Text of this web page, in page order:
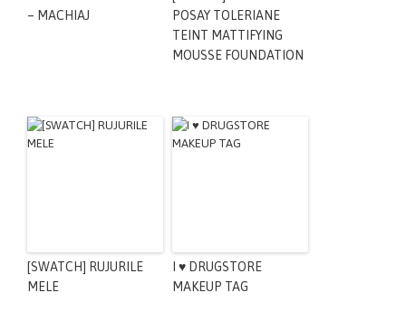
– MACHIAJ
POSAY TOLERIANE
TEINT MATTIFYING
MOUSSE FOUNDATION
[SWATCH] RUJURILE
MELE
I ♥ DRUGSTORE
MAKEUP TAG